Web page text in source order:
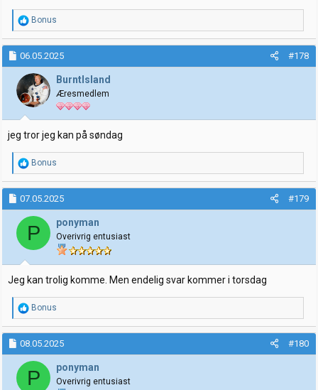
R
e
a
k
s
j
o
n
e
r
:
Bonus
06.05.2025 #178
BurntIsland
Æresmedlem
jeg tror jeg kan på søndag
R
e
a
k
s
j
o
e
r
:
Bonus
07.05.2025 #179
P ponyman
Overivrig entusiast
Jeg kan trolig komme. Men endelig svar kommer i torsdag
R
e
a
k
s
j
o
Bonus
08.05.2025 #180
P ponyman
Overivrig entusiast